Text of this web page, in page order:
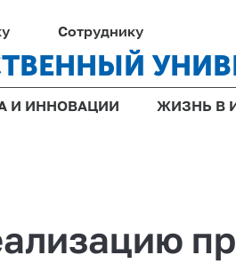
Сотруднику
И ИННОВАЦИИ ЖИЗНЬ В